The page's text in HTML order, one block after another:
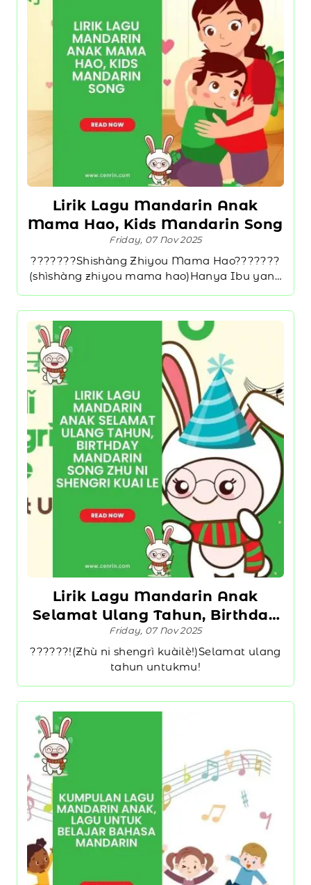
Lirik Lagu Mandarin Anak
Mama Hao, Kids Mandarin Song
Friday, 07 Nov 2025
???????Shishàng Zhiyou Mama Hao???????
(shìshàng zhiyou mama hao)Hanya Ibu yang
Lirik Lagu Mandarin Anak
Selamat Ulang Tahun, Birthday
Mandarin Song Zhu Ni Shengri
Kuai Le
Friday, 07 Nov 2025
??????!(Zhù ni shengrì kuàilè!)Selamat ulang
tahun untukmu!